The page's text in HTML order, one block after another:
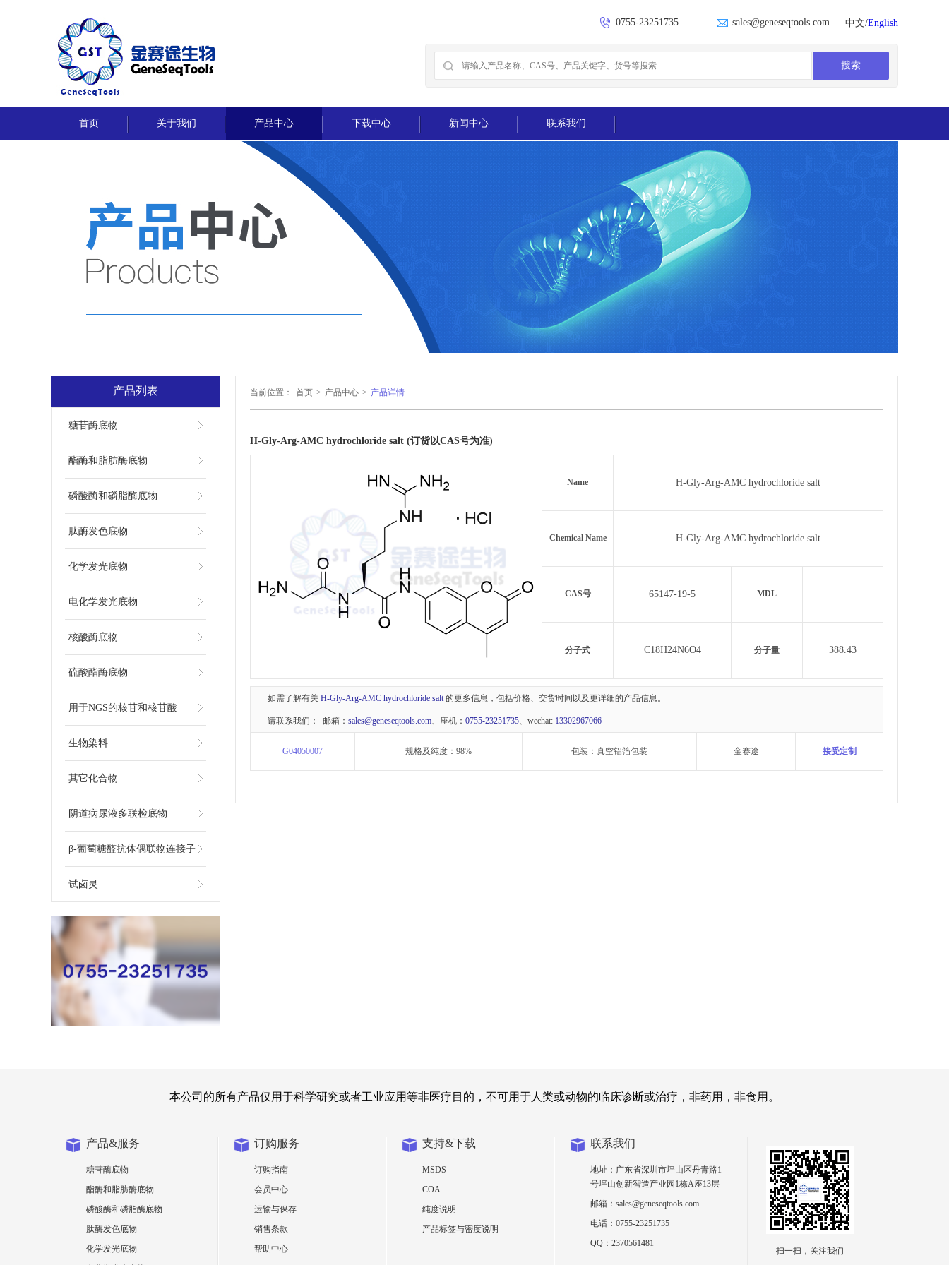
0755-23251735 sales@geneseqtools.com 中文/English
首页 关于我们 产品中心 下载中心 新闻中心 联系我们
产品列表
糖苷酶底物
酯酶和脂肪酶底物
磷酸酶和磷脂酶底物
肽酶发色底物
化学发光底物
电化学发光底物
核酸酶底物
硫酸酯酶底物
用于NGS的核苷和核苷酸
生物染料
其它化合物
阴道病尿液多联检底物
β-葡萄糖醛抗体偶联物连接子
试卤灵
当前位置： 首页 > 产品中心 > 产品详情
H-Gly-Arg-AMC hydrochloride salt (订货以CAS号为准)
Name H-Gly-Arg-AMC hydrochloride salt
Chemical Name H-Gly-Arg-AMC hydrochloride salt
CAS号 65147-19-5 MDL
分子式 C18H24N6O4 分子量 388.43
如需了解有关 H-Gly-Arg-AMC hydrochloride salt的更多信息，包括价格、交货时间以及更详细的产品信息。
请联系我们： 邮箱： sales@geneseqtools.com、座机： 0755-23251735、wechat: 13302967066
G04050007 规格及纯度：98% 包装：真空铝箔包装 金赛途 接受定制
本公司的所有产品仅用于科学研究或者工业应用等非医疗目的，不可用于人类或动物的临床诊断或治疗，非药用，非食用。
产品&服务
糖苷酶底物
酯酶和脂肪酶底物
磷酸酶和磷脂酶底物
肽酶发色底物
化学发光底物
订购服务
订购指南
会员中心
运输与保存
销售条款
帮助中心
支持&下载
MSDS
COA
纯度说明
产品标签与密度说明
联系我们
地址：广东省深圳市坪山区丹青路1
号坪山创新智造产业园1栋A座13层
邮箱：sales@geneseqtools.com
电话：0755-23251735
QQ：2370561481
扫一扫，关注我们